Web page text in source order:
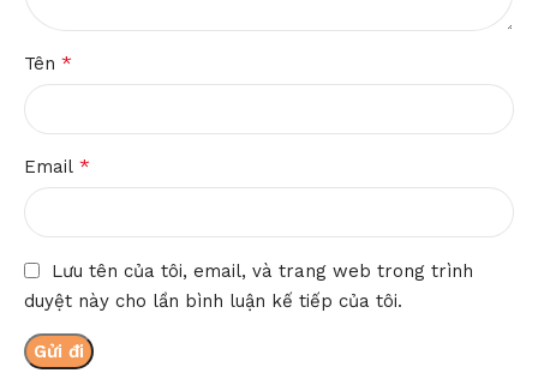
Tên *
Email *
Lưu tên của tôi, email, và trang web trong trình
duyệt này cho lần bình luận kế tiếp của tôi.